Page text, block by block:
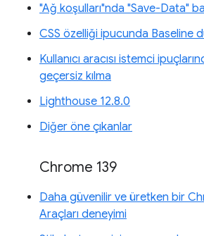
"Ağ koşulları"nda "Save-Data"
CSS özelliği ipucunda Baseline
Kullanıcı aracısı istemci
geçersiz kılma
Lighthouse 12.8.0
Diğer öne çıkanlar
Chrome 139
Daha güvenilir ve üretken bir
Araçları deneyimi